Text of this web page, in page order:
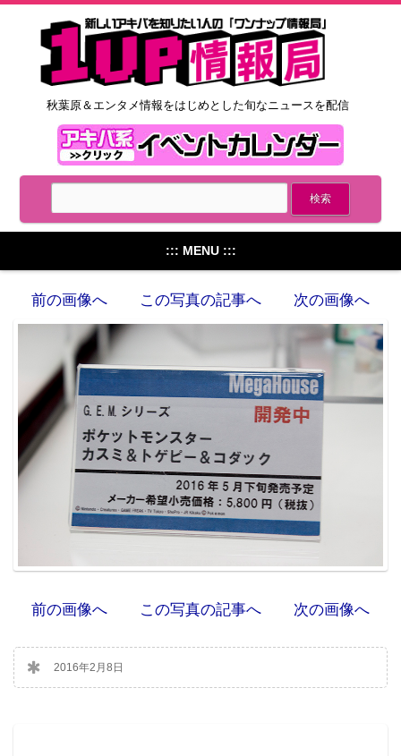
秋葉原＆エンタメ情報をはじめとした旬なニュースを配信
::: MENU :::
前の画像へ この写真の記事へ 次の画像へ
前の画像へ この写真の記事へ 次の画像へ
2016年2月8日